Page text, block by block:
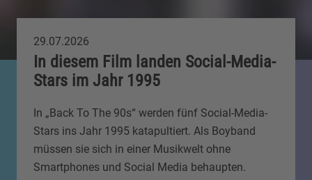
29.07.2026
In diesem Film landen Social-Media-
Stars im Jahr 1995
In „Back To The 90s“ werden fünf Social-Media-
Stars ins Jahr 1995 katapultiert. Als Boyband
müssen sie sich in einer Musikwelt ohne
Smartphones und Social Media behaupten.